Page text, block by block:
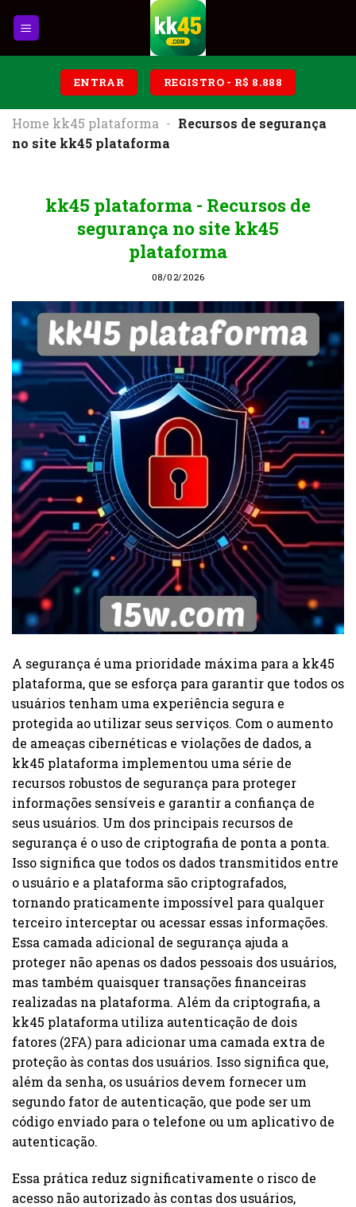
ENTRAR REGISTRO - R$ 8.888
Home kk45 plataforma - Recursos de segurança
no site kk45 plataforma
kk45 plataforma - Recursos de
segurança no site kk45
plataforma
08/02/2026
A segurança é uma prioridade máxima para a kk45
plataforma, que se esforça para garantir que todos os
usuários tenham uma experiência segura e
protegida ao utilizar seus serviços. Com o aumento
de ameaças cibernéticas e violações de dados, a
kk45 plataforma implementou uma série de
recursos robustos de segurança para proteger
informações sensíveis e garantir a confiança de
seus usuários. Um dos principais recursos de
segurança é o uso de criptografia de ponta a ponta.
Isso significa que todos os dados transmitidos entre
o usuário e a plataforma são criptografados,
tornando praticamente impossível para qualquer
terceiro interceptar ou acessar essas informações.
Essa camada adicional de segurança ajuda a
proteger não apenas os dados pessoais dos usuários,
mas também quaisquer transações financeiras
realizadas na plataforma. Além da criptografia, a
kk45 plataforma utiliza autenticação de dois
fatores (2FA) para adicionar uma camada extra de
proteção às contas dos usuários. Isso significa que,
além da senha, os usuários devem fornecer um
segundo fator de autenticação, que pode ser um
código enviado para o telefone ou um aplicativo de
autenticação.
Essa prática reduz significativamente o risco de
acesso não autorizado às contas dos usuários,